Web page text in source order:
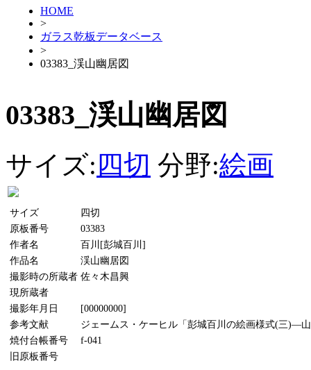
HOME
>
ガラス乾板データベース
>
03383_渓山幽居図
03383_渓山幽居図
サイズ: 四切 分野:絵画
サイズ
四切
原板番号
03383
作者名
百川[彭城百川]
作品名
渓山幽居図
撮影時の所蔵者 佐々木昌興
現所蔵者
撮影年月日
[00000000]
参考文献
ジェームス・ケーヒル「彭城百川の絵画様式(三)―
焼付台帳番号
f-041
旧原板番号